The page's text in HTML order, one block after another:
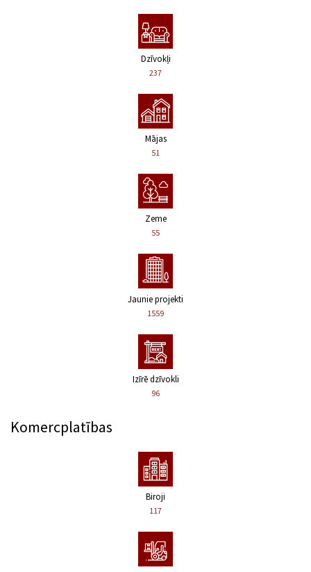
Dzīvokļi
237
Mājas
51
Zeme
55
Jaunie projekti
1559
Izīrē dzīvokli
96
Komercplatības
Biroji
117